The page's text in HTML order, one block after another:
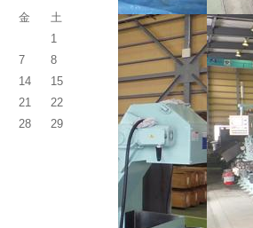
金
土
1
7
8
14
15
21
22
28
29